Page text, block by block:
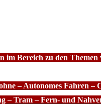
im Bereich zu den
– Autonomes Fahren –
– Tram – Fern- und